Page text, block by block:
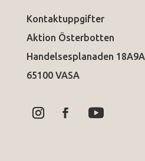
Kontaktuppgifter
Aktion Österbotten
Handelsesplanaden 18A9A
65100 VASA